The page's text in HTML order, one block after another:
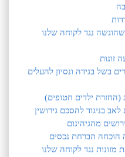
נגד לקוחה שלנו
זונות
בשל בגידה ונסיון להעלים
(החזרת ילדים חטופים)
בניגוד להסכם גירושין
מהגיהינום
הוכחה הברחת נכסים
נגד לקוחה שלנו